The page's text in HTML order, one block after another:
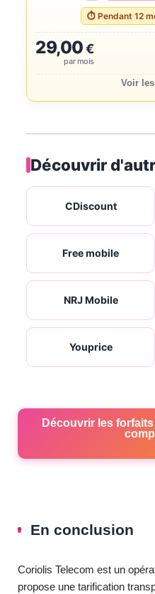
⏱ Pendant 12
29,00€
par mois
Voir
Découvrir
CDiscount
Free mobile
NRJ Mobile
Youprice
Découvrir les
En conclusion
Coriolis Telecom est un
propose une tarification